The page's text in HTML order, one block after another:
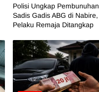
Polisi Ungkap Pembunuhan
Sadis Gadis ABG di Nabire,
Pelaku Remaja Ditangkap